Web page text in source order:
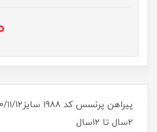
۲سال تا ۱۲سال